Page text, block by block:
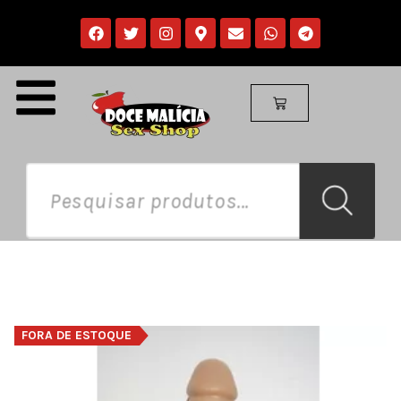
FORA DE ESTOQUE